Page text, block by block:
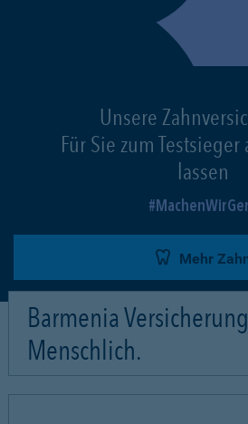
Unsere
Für Sie zum
lassen
Mehr
Barmenia
Menschlich.